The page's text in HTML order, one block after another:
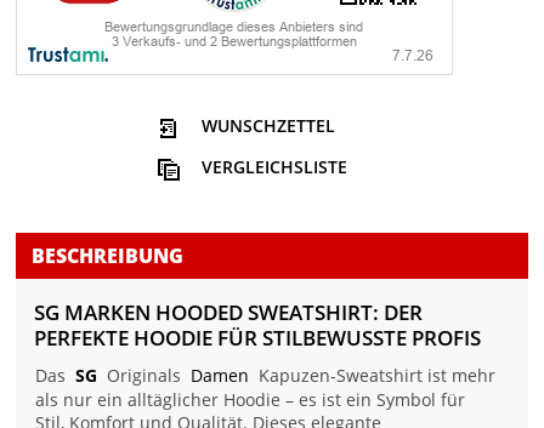
WUNSCHZETTEL
VERGLEICHSLISTE
BESCHREIBUNG
SG MARKEN HOODED SWEATSHIRT: DER
PERFEKTE HOODIE FÜR STILBEWUSSTE PROFIS
Das SG Originals Damen Kapuzen-Sweatshirt ist mehr
als nur ein alltäglicher Hoodie – es ist ein Symbol für
Stil, Komfort und Qualität. Dieses elegante